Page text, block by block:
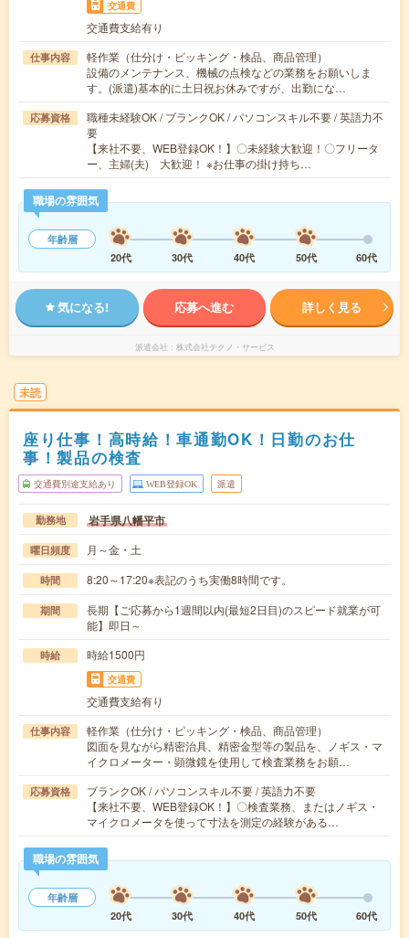
交通費
交通費支給有り
仕事内容
軽作業（仕分け・ピッキング・検品、商品管理）
設備のメンテナンス、機械の点検などの業務をお願いしま
す。(派遣)基本的に土日祝お休みですが、出勤にな…
応募資格
職種未経験OK / ブランクOK / パソコンスキル不要 / 英語力不
要
【来社不要、WEB登録OK！】〇未経験大歓迎！〇フリータ
ー、主婦(夫) 大歓迎！ ※お仕事の掛け持ち…
職場の雰囲気
年齢層
20代
30代 40代 50代 60代
気になる! 応募へ進む 詳しく見る
派遣会社 株式会社テクノ・サービス
未読
座り仕事！高時給！車通勤OK！日勤のお仕
事！製品の検査
交通費別途支給あり WEB登録OK 派遣
勤務地 岩手県八幡平市
曜日頻度 月～金・土
時間 8:20～17:20※表記のうち実働8時間です。
期間
長期【ご応募から1週間以内(最短2日目)のスピード就業が可
能】即日～
時給 時給1500円
交通費
交通費支給有り
仕事内容
軽作業（仕分け・ピッキング・検品、商品管理）
図面を見ながら精密治具、精密金型等の製品を、ノギス・マ
イクロメーター・顕微鏡を使用して検査業務をお願…
応募資格
ブランクOK / パソコンスキル不要 / 英語力不要
【来社不要、WEB登録OK！】〇検査業務、またはノギス・
マイクロメータを使って寸法を測定の経験がある…
職場の雰囲気
年齢層
20代
30代 40代 50代 60代